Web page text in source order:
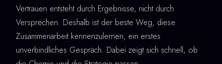
Vertrauen entsteht durch Ergebnisse, nicht durch
Versprechen. Deshalb ist der beste Weg, diese
Zusammenarbeit kennenzulernen, ein erstes
unverbindliches Gespräch. Dabei zeigt sich schnell, ob